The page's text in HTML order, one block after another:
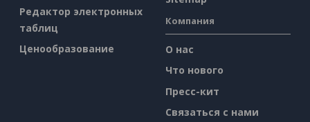
Редактор электронных
таблиц
Ценообразование
Компания
О нас
Что нового
Пресс-кит
Связаться с нами